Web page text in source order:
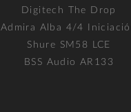
Digitech The Drop
Admira Alba 4/4
Shure SM58 LCE
BSS Audio AR133